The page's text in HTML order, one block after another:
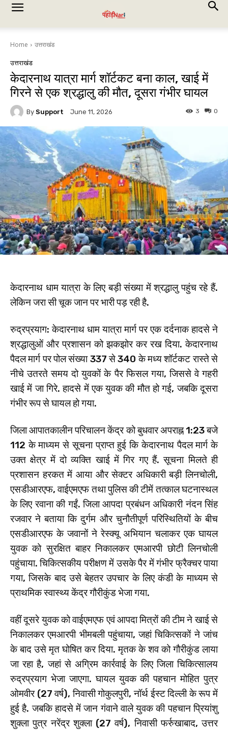
Home उत्तराखंड
उत्तराखंड
केदारनाथ यात्रा मार्ग शॉर्टकट बना काल, खाई में
गिरने से एक श्रद्धालु की मौत, दूसरा गंभीर घायल
By Support June 11, 2026 0
3
केदारनाथ धाम यात्रा के लिए बड़ी संख्या में श्रद्धालु पहुंच रहे हैं.
लेकिन जरा सी चूक जान पर भारी पड़ रही है.
रुद्रप्रयाग: केदारनाथ धाम यात्रा मार्ग पर एक दर्दनाक हादसे ने
श्रद्धालुओं और प्रशासन को झकझोर कर रख दिया. केदारनाथ
पैदल मार्ग पर पोल संख्या 337 से 340 के मध्य शॉर्टकट रास्ते से
नीचे उतरते समय दो युवकों के पैर फिसल गया, जिससे वे गहरी
खाई में जा गिरे. हादसे में एक युवक की मौत हो गई, जबकि दूसरा
गंभीर रूप से घायल हो गया.
जिला आपातकालीन परिचालन केंद्र को बुधवार अपराह्न 1:23 बजे
112 के माध्यम से सूचना प्राप्त हुई कि केदारनाथ पैदल मार्ग के
उक्त क्षेत्र में दो व्यक्ति खाई में गिर गए हैं. सूचना मिलते ही
प्रशासन हरकत में आया और सेक्टर अधिकारी बड़ी लिनचोली,
एसडीआरएफ, वाईएमएफ तथा पुलिस की टीमें तत्काल घटनास्थल
के लिए रवाना की गईं. जिला आपदा प्रबंधन अधिकारी नंदन सिंह
रजवार ने बताया कि दुर्गम और चुनौतीपूर्ण परिस्थितियों के बीच
एसडीआरएफ के जवानों ने रेस्क्यू अभियान चलाकर एक घायल
युवक को सुरक्षित बाहर निकालकर एमआरपी छोटी लिनचोली
पहुंचाया. चिकित्सकीय परीक्षण में उसके पैर में गंभीर फ्रैक्चर पाया
गया, जिसके बाद उसे बेहतर उपचार के लिए कंडी के माध्यम से
प्राथमिक स्वास्थ्य केंद्र गौरीकुंड भेजा गया.
वहीं दूसरे युवक को वाईएमएफ एवं आपदा मित्रों की टीम ने खाई से
निकालकर एमआरपी भीमबली पहुंचाया, जहां चिकित्सकों ने जांच
के बाद उसे मृत घोषित कर दिया. मृतक के शव को गौरीकुंड लाया
जा रहा है, जहां से अग्रिम कार्रवाई के लिए जिला चिकित्सालय
रुद्रप्रयाग भेजा जाएगा. घायल युवक की पहचान मोहित पुत्र
ओमवीर (27 वर्ष), निवासी गोकुलपुरी, नॉर्थ ईस्ट दिल्ली के रूप में
हुई है. जबकि हादसे में जान गंवाने वाले युवक की पहचान प्रियांशु
शुक्ला पुत्र नरेंद्र शुक्ला (27 वर्ष), निवासी फर्रुखाबाद, उत्तर